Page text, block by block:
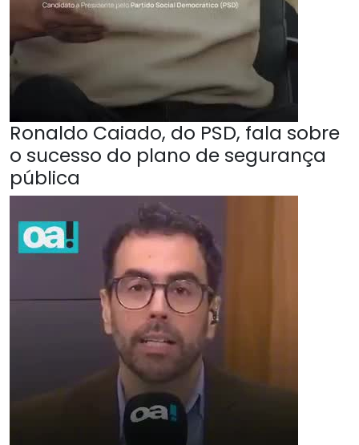
Ronaldo Caiado, do PSD, fala sobre
o sucesso do plano de segurança
pública